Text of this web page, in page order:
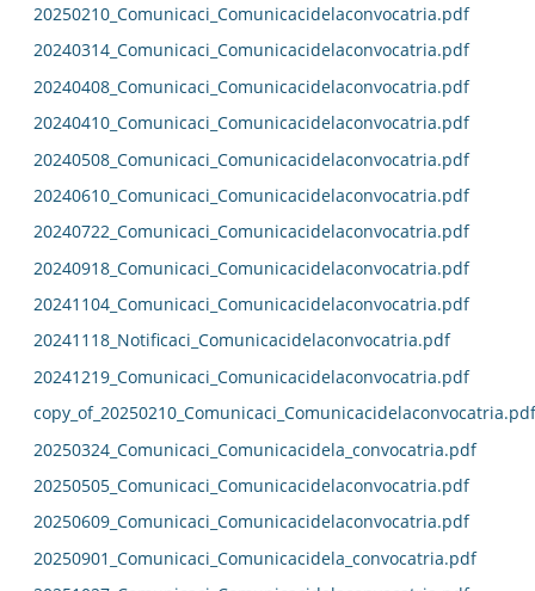
20250210_Comunicaci_Comunicacidelaconvocatria.pdf
20240314_Comunicaci_Comunicacidelaconvocatria.pdf
20240408_Comunicaci_Comunicacidelaconvocatria.pdf
20240410_Comunicaci_Comunicacidelaconvocatria.pdf
20240508_Comunicaci_Comunicacidelaconvocatria.pdf
20240610_Comunicaci_Comunicacidelaconvocatria.pdf
20240722_Comunicaci_Comunicacidelaconvocatria.pdf
20240918_Comunicaci_Comunicacidelaconvocatria.pdf
20241104_Comunicaci_Comunicacidelaconvocatria.pdf
20241118_Notificaci_Comunicacidelaconvocatria.pdf
20241219_Comunicaci_Comunicacidelaconvocatria.pdf
copy_of_20250210_Comunicaci_Comunicacidelaconvocatria.pdf
20250324_Comunicaci_Comunicacidela_convocatria.pdf
20250505_Comunicaci_Comunicacidelaconvocatria.pdf
20250609_Comunicaci_Comunicacidelaconvocatria.pdf
20250901_Comunicaci_Comunicacidela_convocatria.pdf